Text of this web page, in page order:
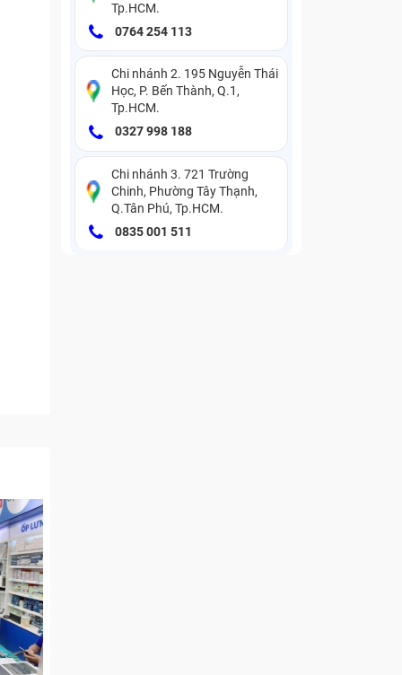
Tp.HCM.
0764 254 113
Chi nhánh 2. 195 Nguyễn Thái
Học, P. Bến Thành, Q.1,
Tp.HCM.
0327 998 188
Chi nhánh 3. 721 Trường
Chinh, Phường Tây Thạnh,
Q.Tân Phú, Tp.HCM.
0835 001 511